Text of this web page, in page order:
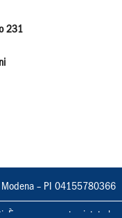
231
Modena – PI 04155780366
espressamente vietata la